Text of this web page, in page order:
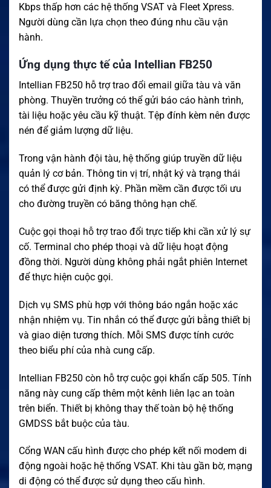
Kbps thấp hơn các hệ thống VSAT và Fleet Xpress.
Người dùng cần lựa chọn theo đúng nhu cầu vận
hành.
Ứng dụng thực tế của Intellian FB250
Intellian FB250 hỗ trợ trao đổi email giữa tàu và văn
phòng. Thuyền trưởng có thể gửi báo cáo hành trình,
tài liệu hoặc yêu cầu kỹ thuật. Tệp đính kèm nên được
nén để giảm lượng dữ liệu.
Trong vận hành đội tàu, hệ thống giúp truyền dữ liệu
quản lý cơ bản. Thông tin vị trí, nhật ký và trạng thái
có thể được gửi định kỳ. Phần mềm cần được tối ưu
cho đường truyền có băng thông hạn chế.
Cuộc gọi thoại hỗ trợ trao đổi trực tiếp khi cần xử lý sự
cố. Terminal cho phép thoại và dữ liệu hoạt động
đồng thời. Người dùng không phải ngắt phiên Internet
để thực hiện cuộc gọi.
Dịch vụ SMS phù hợp với thông báo ngắn hoặc xác
nhận nhiệm vụ. Tin nhắn có thể được gửi bằng thiết bị
và giao diện tương thích. Mỗi SMS được tính cước
theo biểu phí của nhà cung cấp.
Intellian FB250 còn hỗ trợ cuộc gọi khẩn cấp 505. Tính
năng này cung cấp thêm một kênh liên lạc an toàn
trên biển. Thiết bị không thay thế toàn bộ hệ thống
GMDSS bắt buộc của tàu.
Cổng WAN cấu hình được cho phép kết nối modem di
động ngoài hoặc hệ thống VSAT. Khi tàu gần bờ, mạng
di động có thể được sử dụng theo cấu hình.